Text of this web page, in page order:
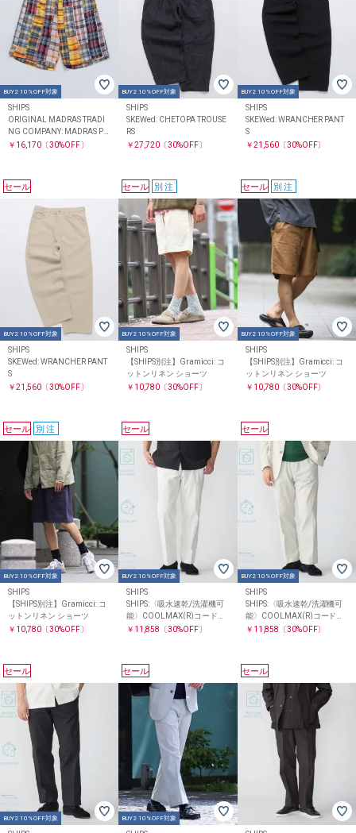
BUY2 10%OFF対象
SHIPS
ORIGINAL MADRAS TRADI
NG COMPANY: MADRAS PA
TCHWORK SHORTS
￥16,170〔30%OFF〕
BUY2 10%OFF対象
SHIPS
SKEWed: CHETOPA TROUSE
RS
￥27,720 〔30%OFF〕
BUY2 10%OFF対象
SHIPS
SKEWed: WRANCHER PANT
S
￥21,560〔30%OFF〕
セール
BUY2 10%OFF対象
SHIPS
SKEWed: WRANCHER PANT
S
￥21,560〔30%OFF〕
セール 別注
BUY2 10%OFF対象
SHIPS
【SHIPS別注】Gramicci: コ
ットンリネン ショーツ
￥10,780 〔30%OFF〕
セール 別注
BUY2 10%OFF対象
SHIPS
【SHIPS別注】Gramicci: コ
ットンリネン ショーツ
￥10,780〔30%OFF〕
セール 別注
BUY2 10%OFF対象
SHIPS
【SHIPS別注】Gramicci: コ
ットンリネン ショーツ
￥10,780〔30%OFF〕
セール
BUY2 10%OFF対象
SHIPS
SHIPS:〈吸水速乾/洗濯機可
能〉COOLMAX(R)コードレ
ーン パンツ(セットアップ対
￥11,858 〔30%OFF〕
セール
BUY2 10%OFF対象
SHIPS
SHIPS:〈吸水速乾/洗濯機可
能〉COOLMAX(R)コードレ
ーン パンツ(セットアップ対
￥11,858 〔30%OFF〕
セール
BUY2 10%OFF対象
セール
BUY2 10%OFF対象
セール